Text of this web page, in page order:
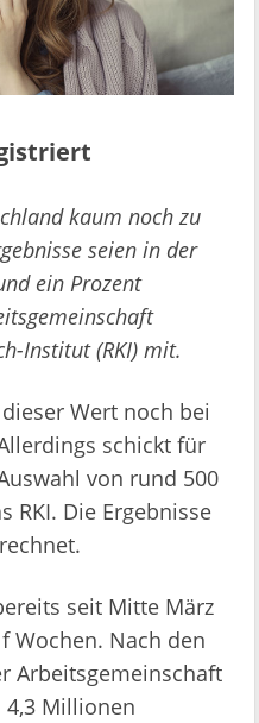
kaum noch zu
seien in der
ein Prozent
Institut (RKI) mit.
Wert noch bei
schickt für
von rund 500
RKI. Die Ergebnisse
seit Mitte März
Wochen. Nach den
Arbeitsgemeinschaft
Millionen